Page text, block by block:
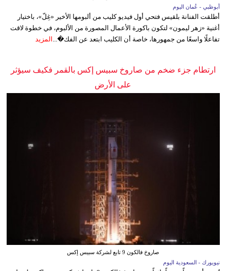
أبوظبي - عُمان اليوم
أطلقت الفنانة بلقيس فتحي أول فيديو كليب من ألبومها الأخير «غِلّ»، باختيار
أغنية «زهر ليمون» لتكون باكورة الأعمال المصورة من الألبوم، في خطوة لاقت
تفاعلًا واسعًا من جمهورها، خاصة أن الكليب ابتعد عن الفك�... المزيد
ارتطام جزء ضخم من صاروخ سبيس إكس بالقمر فكيف سيؤثر
على الأرض
صاروخ فالكون 9 تابع لشركة سبيس إكس
نيويورك - السعودية اليوم